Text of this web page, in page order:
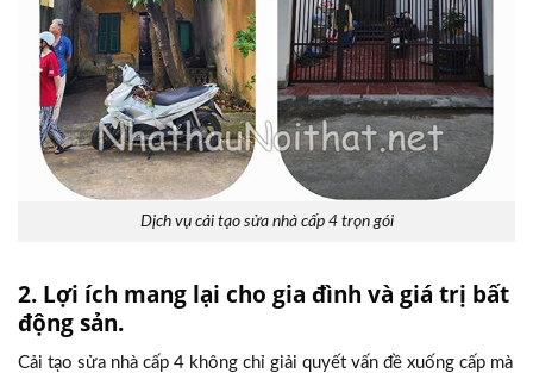
Dịch vụ cải tạo sửa nhà cấp 4 trọn gói
2. Lợi ích mang lại cho gia đình và giá trị bất
động sản.
Cải tạo sửa nhà cấp 4 không chỉ giải quyết vấn đề xuống cấp mà